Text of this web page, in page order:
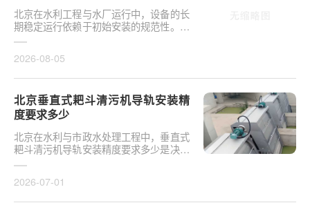
北京在水利工程与水厂运行中，设备的长
期稳定运行依赖于初始安装的规范性。对
于泵站核心拦污设备而言，其倾斜度直接
2026-08-05
北京垂直式耙斗清污机导轨安装精
度要求多少
北京在水利与市政水处理工程中，垂直式
耙斗清污机导轨安装精度要求多少是决定
设备运行平稳性的核心**。导轨作为耙斗
2026-07-01